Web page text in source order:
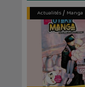
Actualités/ Manga